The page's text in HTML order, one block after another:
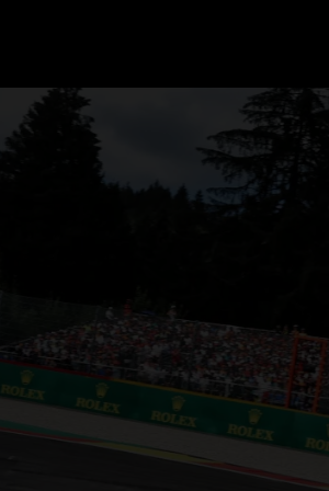
GRAND PRIX UPDATES
F1 KWALIFICATIES
F1 RACES
F1 KALENDER
F1 COUREURS KAMPIOENSCHAP